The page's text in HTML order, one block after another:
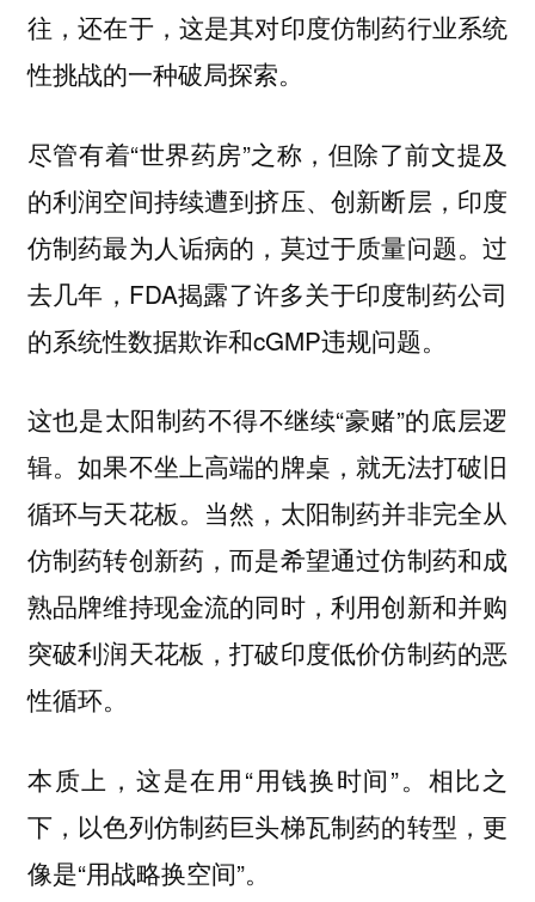
往，还在于，这是其对印度仿制药行业系统
性挑战的一种破局探索。
尽管有着“世界药房”之称，但除了前文提及
的利润空间持续遭到挤压、创新断层，印度
仿制药最为人诟病的，莫过于质量问题。过
去几年，FDA揭露了许多关于印度制药公司
的系统性数据欺诈和cGMP违规问题。
这也是太阳制药不得不继续“豪赌”的底层逻
辑。如果不坐上高端的牌桌，就无法打破旧
循环与天花板。当然，太阳制药并非完全从
仿制药转创新药，而是希望通过仿制药和成
熟品牌维持现金流的同时，利用创新和并购
突破利润天花板，打破印度低价仿制药的恶
性循环。
本质上，这是在用“用钱换时间”。相比之
下，以色列仿制药巨头梯瓦制药的转型，更
像是“用战略换空间”。